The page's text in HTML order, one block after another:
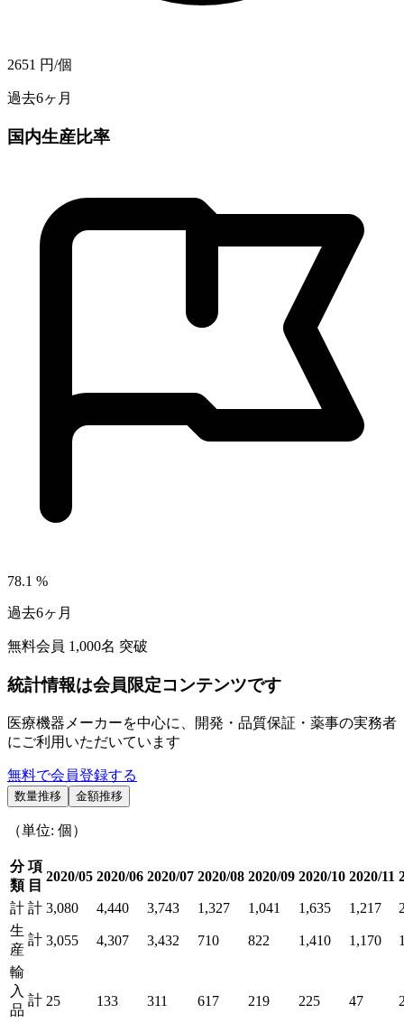
2651 円/個
過去6ヶ月
国内生産比率
78.1 %
過去6ヶ月
無料会員 1,000名 突破
統計情報は会員限定コンテンツです
医療機器メーカーを中心に、開発・品質保証・薬事の実務者
にご利用いただいています
無料で会員登録する
数量推移 金額推移
（単位: 個）
分
類
項
目
2020/05 2020/06 2020/07 2020/08 2020/09 2020/10 2020/11
計 計 3,080 4,440 3,743 1,327 1,041 1,635 1,217
生
産
計 3,055 4,307 3,432 710 822 1,410 1,170
輸
入
品
計 25 133 311 617 219 225 47